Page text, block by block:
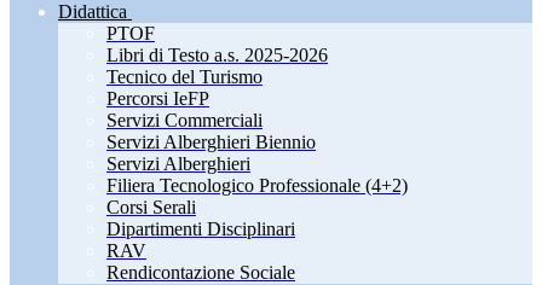
Didattica
PTOF
Libri di Testo a.s. 2025-2026
Tecnico del Turismo
Percorsi IeFP
Servizi Commerciali
Servizi Alberghieri Biennio
Servizi Alberghieri
Filiera Tecnologico Professionale (4+2)
Corsi Serali
Dipartimenti Disciplinari
RAV
Rendicontazione Sociale